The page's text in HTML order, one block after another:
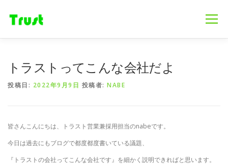
メニュー
トラストってこんな会社だよ
投稿日: 2022年9月9日 投稿者: NABE
皆さんこんにちは、トラスト営業兼採用担当のnabeです。
今日は過去にもブログで都度都度書いている議題、
『トラストの会社ってこんな会社です』を細かく説明できればと思います。